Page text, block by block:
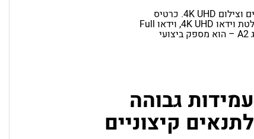
קבלו מהירויות קיצוניות מכרטיס זיכרון microSDXC להעברת קבצים מהירה, ביצועי אפליקציות מתקדמים וצילום 4K UHD. כרטיס
SanDisk Extreme PRO microSDXC אידיאלי לסמארטפוני Android, מצלמות אקשן ורחפנים, ומיועד להקלטת וידאו 4K UHD, וידאו Full
HD ותמונות ברזולוציה גבוהה. עם מהירויות קריאה של עד ‎200MB/s וכתיבה של עד ‎140MB/s, ובדירוג A2 – הוא מספק ביצועי
עמידות גבוהה
לתנאים קיצוניים